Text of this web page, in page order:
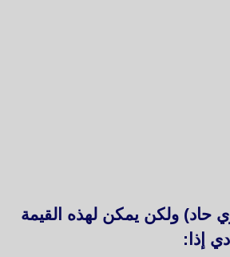
حاد) ولكن يمكن لهذه القيمة
إذا: